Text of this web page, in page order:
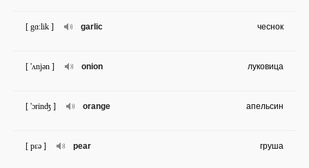
garlic
[ gɑ:lik ] чеснок
onion
[ 'ʌnjən ] луковица
orange
[ 'ɔrinʤ ] апельсин
pear
[ pɛə ] груша